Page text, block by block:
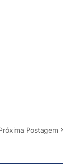
Postagem